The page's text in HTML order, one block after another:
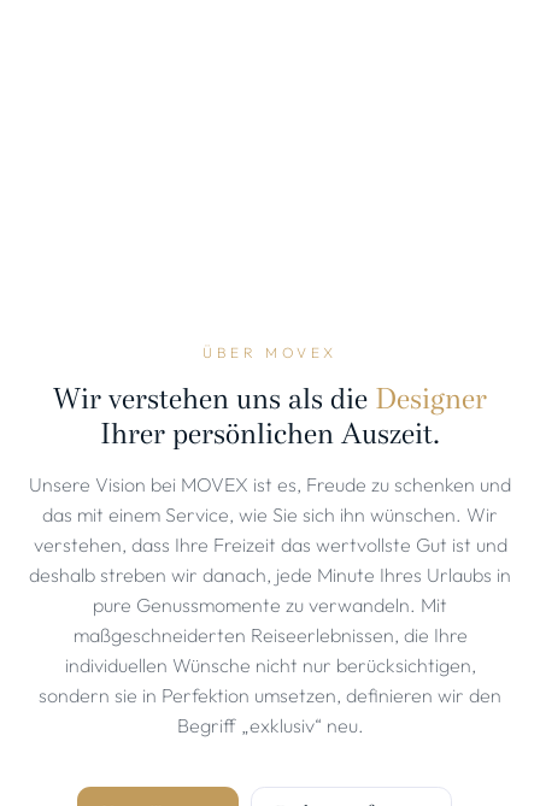
ÜBER MOVEX
Wir verstehen uns als die Designer
Ihrer persönlichen Auszeit.
Unsere Vision bei MOVEX ist es, Freude zu schenken und
das mit einem Service, wie Sie sich ihn wünschen. Wir
verstehen, dass Ihre Freizeit das wertvollste Gut ist und
deshalb streben wir danach, jede Minute Ihres Urlaubs in
pure Genussmomente zu verwandeln. Mit
maßgeschneiderten Reiseerlebnissen, die Ihre
individuellen Wünsche nicht nur berücksichtigen,
sondern sie in Perfektion umsetzen, definieren wir den
Begriff „exklusiv“ neu.